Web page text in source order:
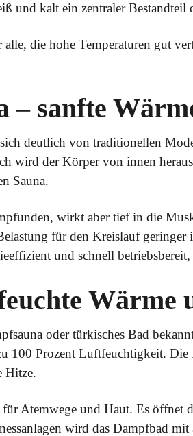
und kalt ein zentraler Bestandteil
die hohe Temperaturen gut
– sanfte
deutlich von traditionellen
wird der Körper von innen
Sauna.
wirkt aber tief in die
für den Kreislauf
und schnell
Wärme
oder türkisches Bad
100 Prozent Luftfeuchtigkeit.
Hitze.
Atemwege und Haut. Es öffnet
wird das Dampfbad